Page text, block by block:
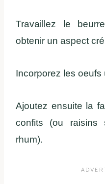
Travaillez le
obtenir un aspect
Incorporez les oeufs
Ajoutez ensuite la
confits (ou raisins
rhum).